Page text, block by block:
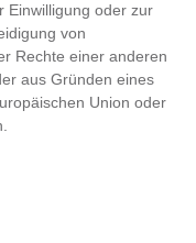
Einwilligung oder zur
von
Rechte einer anderen
aus Gründen eines
Union oder